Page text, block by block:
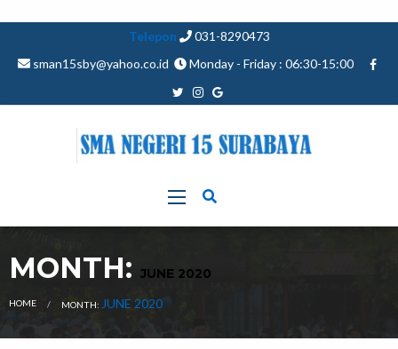
Telepon
031-8290473
sman15sby@yahoo.co.id
Monday - Friday : 06:30-15:00
MONTH: JUNE 2020
HOME CURRENT:
MONTH: JUNE 2020